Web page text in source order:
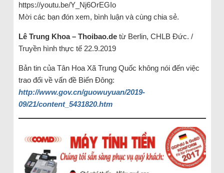
https://youtu.be/Y_Nj6OrEGIo
Mời các bạn đón xem, bình luận và cùng chia sẻ.
Lê Trung Khoa – Thoibao.detừ Berlin, CHLB Đức. /
Truyền hình thực tế 22.9.2019
Bản tin của Tân Hoa Xã Trung Quốc không nói đến việc
trao đổi về vấn đề Biển Đông:
http://www.gov.cn/guowuyuan/2019-
09/21/content_5431820.htm